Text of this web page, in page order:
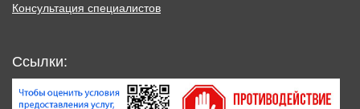
Консультация специалистов
Ссылки: